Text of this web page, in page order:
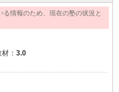
る情報のため、現在の塾の状況と
： 3.0